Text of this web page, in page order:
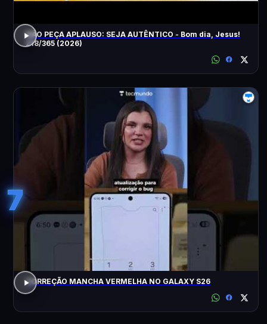
NÃO PEÇA APLAUSO: SEJA AUTÊNTICO - Bom dia, Jesus!
218/365 (2026)
7
CORREÇÃO MANCHA VERMELHA NO GALAXY S26